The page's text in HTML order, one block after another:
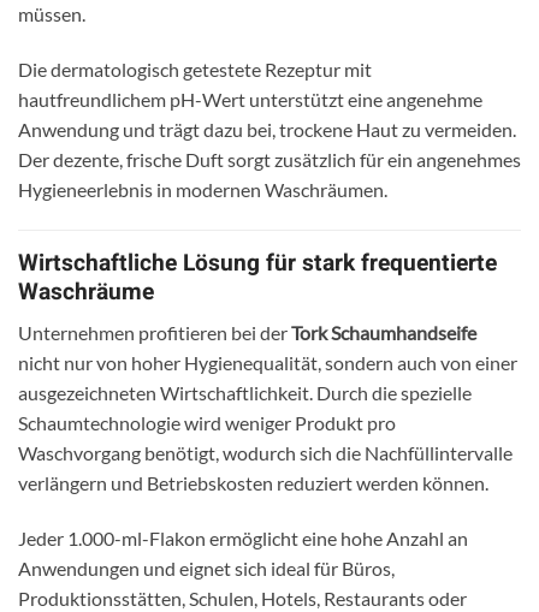
müssen.
Die dermatologisch getestete Rezeptur mit
hautfreundlichem pH-Wert unterstützt eine angenehme
Anwendung und trägt dazu bei, trockene Haut zu vermeiden.
Der dezente, frische Duft sorgt zusätzlich für ein angenehmes
Hygieneerlebnis in modernen Waschräumen.
Wirtschaftliche Lösung für stark frequentierte
Waschräume
Unternehmen profitieren bei derTork Schaumhandseife
nicht nur von hoher Hygienequalität, sondern auch von einer
ausgezeichneten Wirtschaftlichkeit. Durch die spezielle
Schaumtechnologie wird weniger Produkt pro
Waschvorgang benötigt, wodurch sich die Nachfüllintervalle
verlängern und Betriebskosten reduziert werden können.
Jeder 1.000-ml-Flakon ermöglicht eine hohe Anzahl an
Anwendungen und eignet sich ideal für Büros,
Produktionsstätten, Schulen, Hotels, Restaurants oder